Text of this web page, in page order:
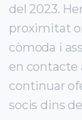
del 2023.
proximitat
còmoda i
en contacte
continuar
socis dins